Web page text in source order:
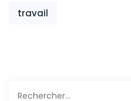
travail